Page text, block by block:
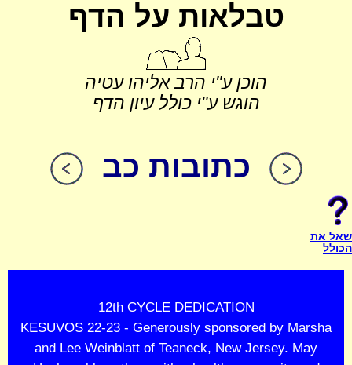
טבלאות על הדף
הוכן ע"י הרב אליהו עטיה
הוגש ע"י כולל עיון הדף
כתובות כב
שאל את
הכולל
12th CYCLE DEDICATION
KESUVOS 22-23 - Generously sponsored by Marsha
and Lee Weinblatt of Teaneck, New Jersey. May